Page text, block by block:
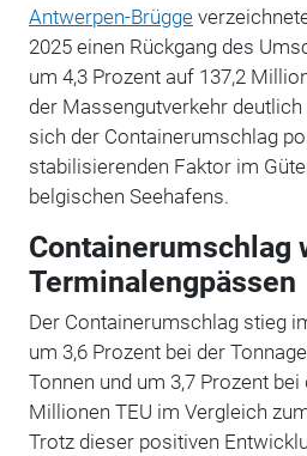
Antwerpen-Brügge
2025 einen Rückgang des
um 4,3 Prozent auf 137,2
der Massengutverkehr
sich der Containerumschlag
stabilisierenden Faktor im
belgischen Seehafens.
Containerumschlag
Terminalengpässen
Der Containerumschlag stieg
um 3,6 Prozent bei der
Tonnen und um 3,7 Prozent bei
Millionen TEU im Vergleich
Trotz dieser positiven